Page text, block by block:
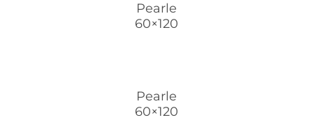
Pearle
60×120
Pearle
60×120